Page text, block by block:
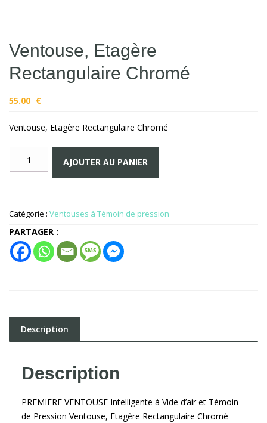
Ventouse, Etagère
Rectangulaire Chromé
55.00 €
Ventouse, Etagère Rectangulaire Chromé
quantité
de
Rectangulaire
AJOUTER AU PANIER
Catégorie : Ventouses à Témoin de pression
PARTAGER :
Description
Description
PREMIERE VENTOUSE Intelligente à Vide d’air et Témoin
de Pression Ventouse, Etagère Rectangulaire Chromé